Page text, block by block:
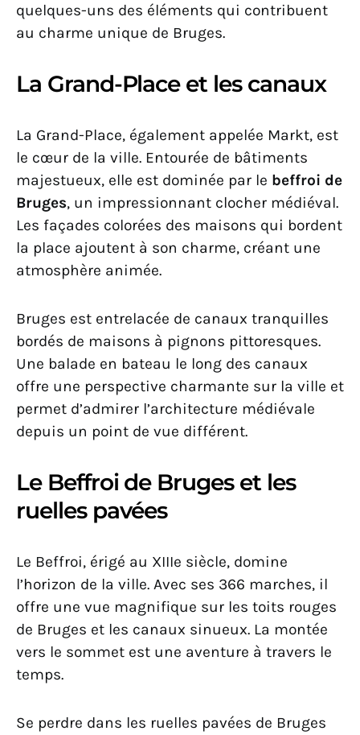
quelques-uns des éléments qui contribuent
au charme unique de Bruges.
La Grand-Place et les canaux
La Grand-Place, également appelée Markt, est
le cœur de la ville. Entourée de bâtiments
majestueux, elle est dominée par le beffroi de
Bruges, un impressionnant clocher médiéval.
Les façades colorées des maisons qui bordent
la place ajoutent à son charme, créant une
atmosphère animée.
Bruges est entrelacée de canaux tranquilles
bordés de maisons à pignons pittoresques.
Une balade en bateau le long des canaux
offre une perspective charmante sur la ville et
permet d’admirer l’architecture médiévale
depuis un point de vue différent.
Le Beffroi de Bruges et les
ruelles pavées
Le Beffroi, érigé au XIIIe siècle, domine
l’horizon de la ville. Avec ses 366 marches, il
offre une vue magnifique sur les toits rouges
de Bruges et les canaux sinueux. La montée
vers le sommet est une aventure à travers le
temps.
Se perdre dans les ruelles pavées de Bruges